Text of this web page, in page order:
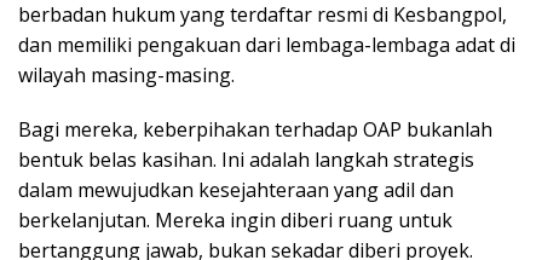
berbadan hukum yang terdaftar resmi di Kesbangpol,
dan memiliki pengakuan dari lembaga-lembaga adat di
wilayah masing-masing.
Bagi mereka, keberpihakan terhadap OAP bukanlah
bentuk belas kasihan. Ini adalah langkah strategis
dalam mewujudkan kesejahteraan yang adil dan
berkelanjutan. Mereka ingin diberi ruang untuk
bertanggung jawab, bukan sekadar diberi proyek.